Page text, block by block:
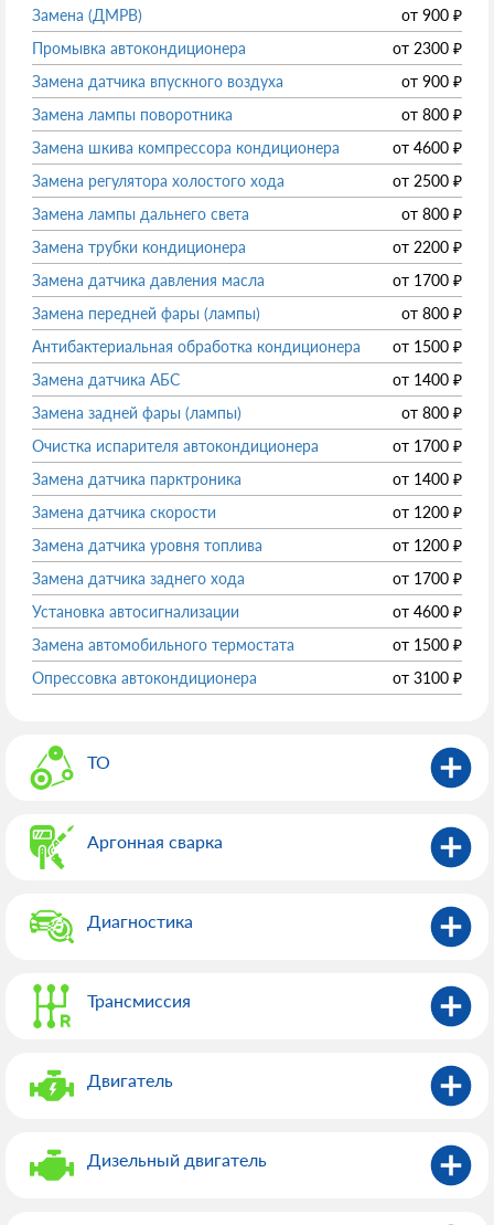
Замена (ДМРВ) от 900 ₽
Промывка автокондиционера
от 2300 ₽
Замена датчика впускного воздуха
от 900 ₽
Замена лампы поворотника
от 800 ₽
Замена шкива компрессора кондиционера
от 4600 ₽
Замена регулятора холостого хода
от 2500 ₽
Замена лампы дальнего света
от 800 ₽
Замена трубки кондиционера
от 2200 ₽
Замена датчика давления масла
от 1700 ₽
Замена передней фары (лампы)
от 800 ₽
Антибактериальная обработка кондиционера
от 1500 ₽
Замена датчика АБС
от 1400 ₽
Замена задней фары (лампы)
от 800 ₽
Очистка испарителя автокондиционера
от 1700 ₽
Замена датчика парктроника
от 1400 ₽
Замена датчика скорости
от 1200 ₽
Замена датчика уровня топлива
от 1200 ₽
Замена датчика заднего хода
от 1700 ₽
Установка автосигнализации
от 4600 ₽
Замена автомобильного термостата
от 1500 ₽
Опрессовка автокондиционера
от 3100 ₽
ТО
Аргонная сварка
Диагностика
Трансмиссия
Двигатель
Дизельный двигатель